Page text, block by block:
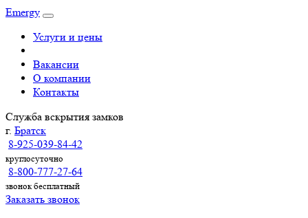
Emergy
Услуги и цены
Вакансии
О компании
Контакты
Служба вскрытия замков
г. Братск
8-925-039-84-42
круглосуточно
8-800-777-27-64
звонок бесплатный
Заказать звонок